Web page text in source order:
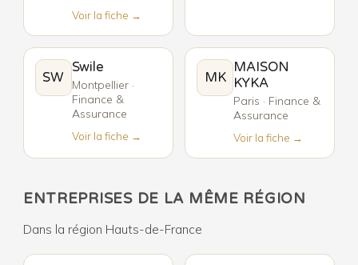
Voir la fiche →
SW
Swile
Montpellier ·
Finance &
Assurance
Voir la fiche →
MK
MAISON
KYKA
Paris · Finance &
Assurance
Voir la fiche →
ENTREPRISES DE LA MÊME RÉGION
Dans la région Hauts-de-France